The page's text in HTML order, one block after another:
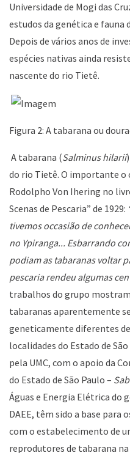
Universidade de Mogi das
estudos da genética e fauna
Depois de vários anos de
espécies nativas ainda
nascente do rio Tietê.
Figura 2: A tabarana ou
A tabarana (Salminus hilarii
do rio Tietê. O importante o
Rodolpho Von Ihering no
Scenas de Pescaria” de 1929:
tivemos occasião de
no Ypiranga... Esbarrando
podiam as tabaranas voltar
pescaria rendeu algumas
trabalhos do grupo
tabaranas aparentemente
geneticamente diferentes
localidades do Estado de
pela UMC, com o apoio da
do Estado de São Paulo –
Águas e Energia Elétrica do
DAEE, têm sido a base para
com o estabelecimento de
reprodutores de tabarana